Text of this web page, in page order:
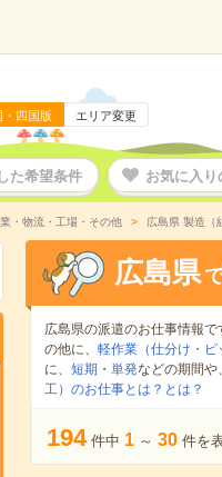
・四国版 エリア変更
た希望条件 お気に入り
・物流・工場・その他 広島県 製造（
広島県
広島県の派遣のお仕事情報で
の他に、 軽作業（仕分け・ピ
に、 短期 ・ 単発などの期間や、
工）のお仕事とは？とは？
194 件中 1 ～ 30 件を